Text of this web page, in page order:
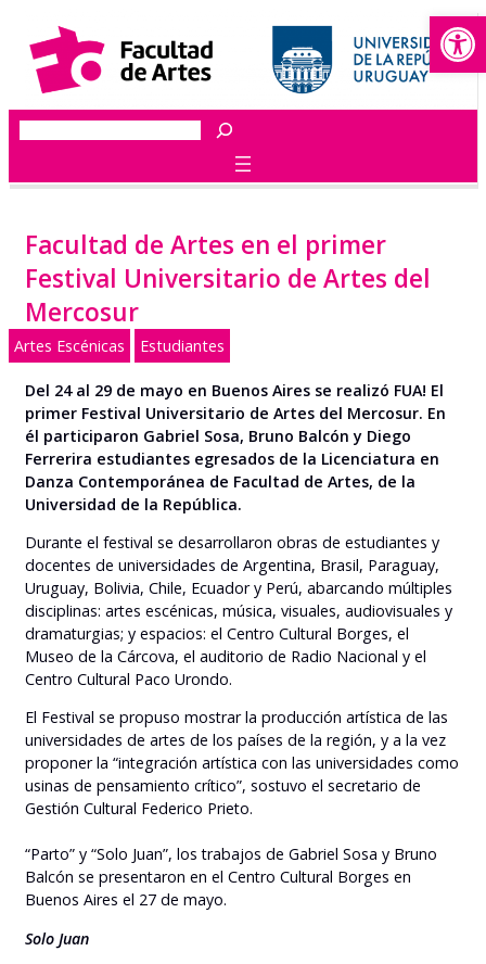
contenido
Buscar
Facultad de Artes en el primer
Festival Universitario de Artes del
Mercosur
Artes Escénicas Estudiantes
Del 24 al 29 de mayo en Buenos Aires se realizó FUA! El
primer Festival Universitario de Artes del Mercosur. En
él participaron Gabriel Sosa, Bruno Balcón y Diego
Ferrerira estudiantes egresados de la Licenciatura en
Danza Contemporánea de Facultad de Artes, de la
Universidad de la República.
Durante el festival se desarrollaron obras de estudiantes y
docentes de universidades de Argentina, Brasil, Paraguay,
Uruguay, Bolivia, Chile, Ecuador y Perú, abarcando múltiples
disciplinas: artes escénicas, música, visuales, audiovisuales y
dramaturgias; y espacios: el Centro Cultural Borges, el
Museo de la Cárcova, el auditorio de Radio Nacional y el
Centro Cultural Paco Urondo.
El Festival se propuso mostrar la producción artística de las
universidades de artes de los países de la región, y a la vez
proponer la “integración artística con las universidades como
usinas de pensamiento crítico”, sostuvo el secretario de
Gestión Cultural Federico Prieto.
“Parto” y “Solo Juan”, los trabajos de Gabriel Sosa y Bruno
Balcón se presentaron en el Centro Cultural Borges en
Buenos Aires el 27 de mayo.
Solo Juan